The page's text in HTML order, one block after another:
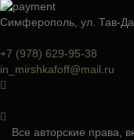
Симферополь, ул. Тав-
+7 (978) 629-95-38
in_mirshkafoff@mail.ru
Все авторские права,